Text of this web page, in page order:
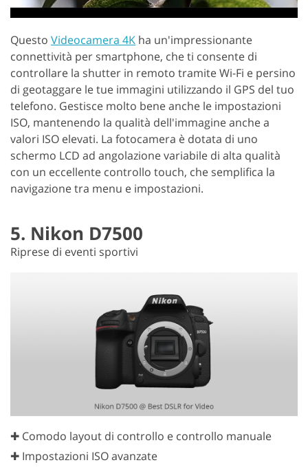
Questo Videocamera 4K ha un'impressionante
connettività per smartphone, che ti consente di
controllare la shutter in remoto tramite Wi-Fi e persino
di geotaggare le tue immagini utilizzando il GPS del tuo
telefono. Gestisce molto bene anche le impostazioni
ISO, mantenendo la qualità dell'immagine anche a
valori ISO elevati. La fotocamera è dotata di uno
schermo LCD ad angolazione variabile di alta qualità
con un eccellente controllo touch, che semplifica la
navigazione tra menu e impostazioni.
5. Nikon D7500
Riprese di eventi sportivi
✚ Comodo layout di controllo e controllo manuale
✚ Impostazioni ISO avanzate